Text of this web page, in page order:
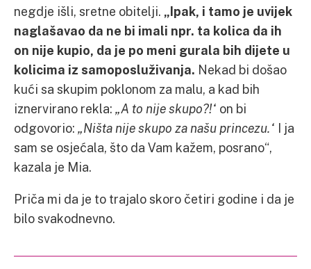
negdje išli, sretne obitelji. „Ipak, i tamo je uvijek
naglašavao da ne bi imali npr. ta kolica da ih
on nije kupio, da je po meni gurala bih dijete u
kolicima iz samoposluživanja. Nekad bi došao
kući sa skupim poklonom za malu, a kad bih
iznervirano rekla: „A to nije skupo?!“ on bi
odgovorio: „Ništa nije skupo za našu princezu.“ I ja
sam se osjećala, što da Vam kažem, posrano“,
kazala je Mia.
Priča mi da je to trajalo skoro četiri godine i da je
bilo svakodnevno.